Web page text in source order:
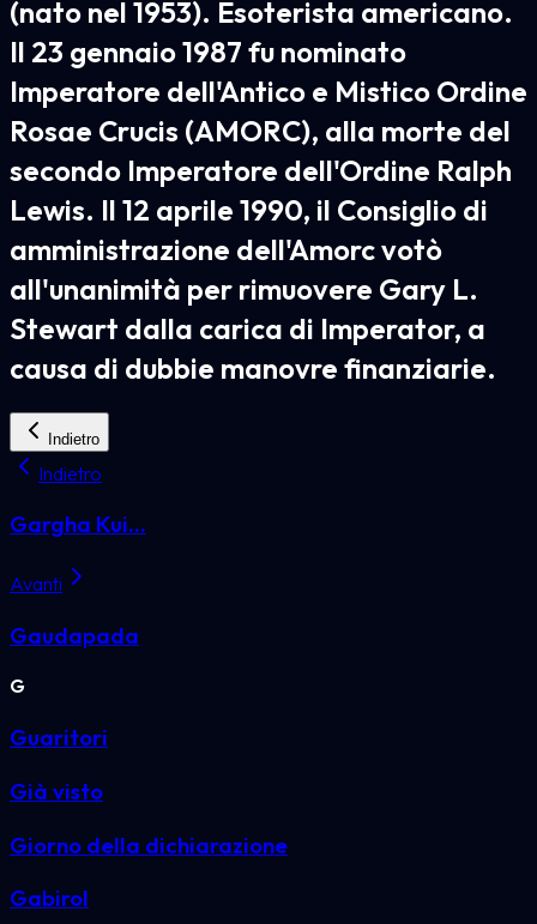
(nato nel 1953). Esoterista americano.
Il 23 gennaio 1987 fu nominato
Imperatore dell'Antico e Mistico Ordine
Rosae Crucis (AMORC), alla morte del
secondo Imperatore dell'Ordine Ralph
Lewis. Il 12 aprile 1990, il Consiglio di
amministrazione dell'Amorc votò
all'unanimità per rimuovere Gary L.
Stewart dalla carica di Imperator, a
causa di dubbie manovre finanziarie.
Indietro
Indietro
Gargha Kui...
Avanti
Gaudapada
G
Guaritori
Già visto
Giorno della dichiarazione
Gabirol